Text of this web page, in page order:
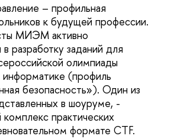
– профильная
к будущей профессии.
МИЭМ активно
разработку заданий для
олимпиады
информатике (профиль
безопасность»). Один из
в шоуруме, -
комплекс практических
формате CTF.